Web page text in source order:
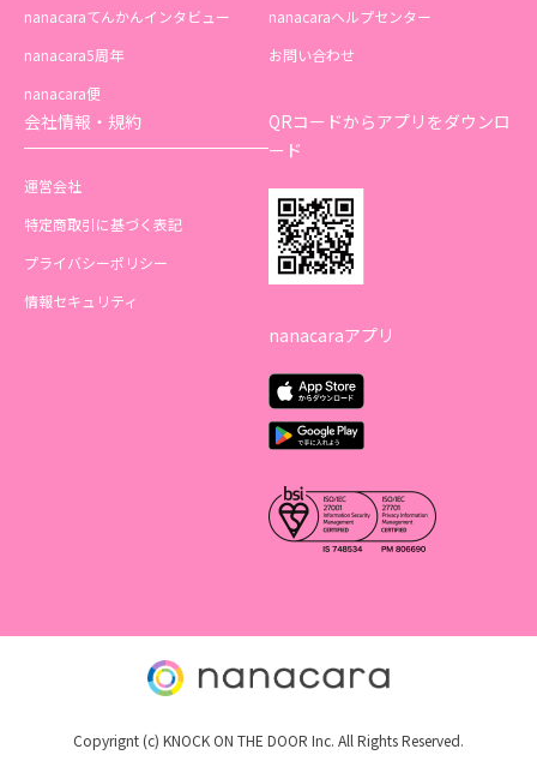
nanacaraてんかんインタビュー
nanacara5周年
nanacara便
nanacaraヘルプセンター
お問い合わせ
会社情報・規約
運営会社
特定商取引に基づく表記
プライバシーポリシー
情報セキュリティ
QRコードからアプリをダウンロ
ード
nanacaraアプリ
Copyrignt (c) KNOCK ON THE DOOR Inc. All Rights Reserved.